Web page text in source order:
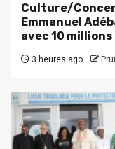
Culture/
Emmanuel
avec 10
3 heures ago